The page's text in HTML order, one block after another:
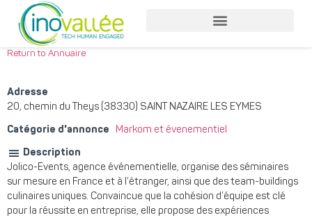
Return to Annuaire
Adresse
20, chemin du Theys (38330) SAINT NAZAIRE LES EYMES
Catégorie d'annonce Markom et évenementiel
Description
Jolico-Events, agence événementielle, organise des séminaires
sur mesure en France et à l’étranger, ainsi que des team-buildings
culinaires uniques. Convaincue que la cohésion d’équipe est clé
pour la réussite en entreprise, elle propose des expériences